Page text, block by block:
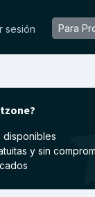
sesión Para
disponibles
y sin